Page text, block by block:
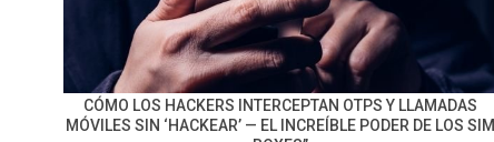
CÓMO LOS HACKERS INTERCEPTAN OTPS Y LLAMADAS
MÓVILES SIN ‘HACKEAR’ — EL INCREÍBLE PODER DE LOS SIM